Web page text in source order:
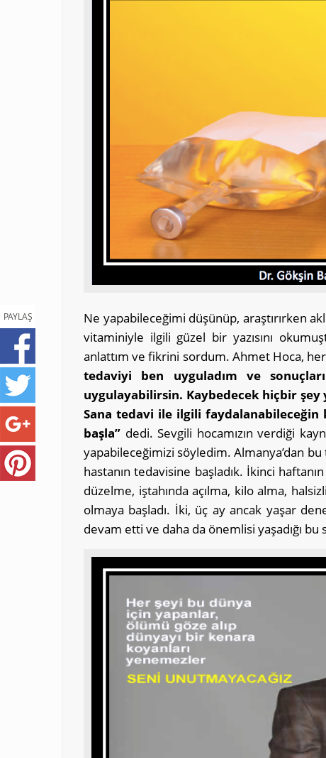
PAYLAŞ
Ne yapabileceğimi düşünüp, araştırırken
vitaminiyle ilgili güzel bir yazısını
anlattım ve fikrini sordum. Ahmet Hoca,
tedaviyi ben uyguladım ve
uygulayabilirsin. Kaybedecek hiçbir
Sana tedavi ile ilgili
başla” dedi. Sevgili hocamızın verdiği
yapabileceğimizi söyledim. Almanya’dan
hastanın tedavisine başladık. İkinci
düzelme, iştahında açılma, kilo alma,
olmaya başladı. İki, üç ay ancak yaşar
devam etti ve daha da önemlisi yaşadığı